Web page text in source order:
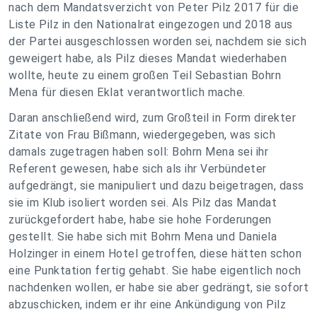
nach dem Mandatsverzicht von Peter Pilz 2017 für die
Liste Pilz in den Nationalrat eingezogen und 2018 aus
der Partei ausgeschlossen worden sei, nachdem sie sich
geweigert habe, als Pilz dieses Mandat wiederhaben
wollte, heute zu einem großen Teil Sebastian Bohrn
Mena für diesen Eklat verantwortlich mache.
Daran anschließend wird, zum Großteil in Form direkter
Zitate von Frau Bißmann, wiedergegeben, was sich
damals zugetragen haben soll: Bohrn Mena sei ihr
Referent gewesen, habe sich als ihr Verbündeter
aufgedrängt, sie manipuliert und dazu beigetragen, dass
sie im Klub isoliert worden sei. Als Pilz das Mandat
zurückgefordert habe, habe sie hohe Forderungen
gestellt. Sie habe sich mit Bohrn Mena und Daniela
Holzinger in einem Hotel getroffen, diese hätten schon
eine Punktation fertig gehabt. Sie habe eigentlich noch
nachdenken wollen, er habe sie aber gedrängt, sie sofort
abzuschicken, indem er ihr eine Ankündigung von Pilz